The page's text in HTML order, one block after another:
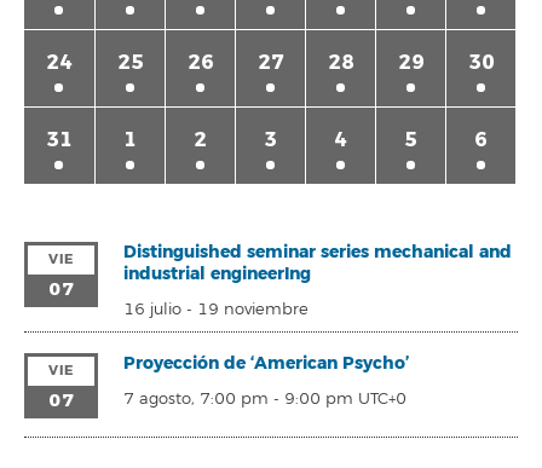
24 25 26 27 28 29 30
31 1 2 3 4 5 6
VIE
07
Distinguished seminar series mechanical and
industrial engineerIng
16 julio- 19 noviembre
VIE
07
Proyección de ‘American Psycho’
7 agosto, 7:00 pm - 9:00 pm UTC+0